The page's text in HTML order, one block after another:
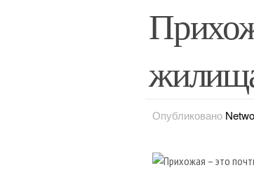
Опубликовано